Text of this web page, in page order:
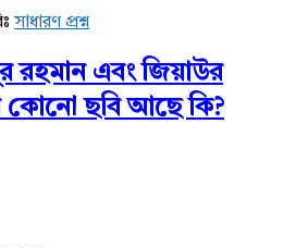
সাধারণ প্রশ্ন
রহমান এবং জিয়াউর
কোনো ছবি আছে কি?